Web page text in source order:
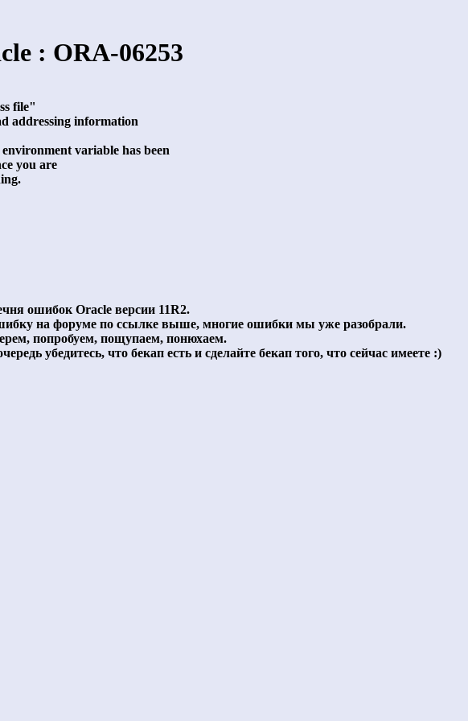
: ORA-06253
file"
addressing information
variable has been
you are
ошибок Oracle версии 11R2.
на форуме по ссылке выше, многие ошибки мы уже разобрали.
попробуем, пощупаем, понюхаем.
убедитесь, что бекап есть и сделайте бекап того, что сейчас имеете :)